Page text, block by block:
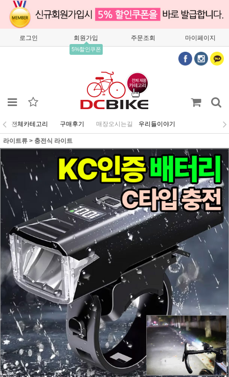
로그인 회원가입
5%할인쿠폰
주문조회 마이페이지
전체카테고리 구매후기 매장오시는길 우리들이야기
라이트류 > 충전식 라이트